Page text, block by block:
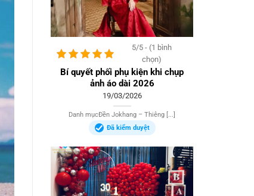
5/5 - (1 bình
chọn)
Bí quyết phối phụ kiện khi chụp
ảnh áo dài 2026
19/03/2026
Danh mụcĐền Jokhang – Thiêng [...]
Đã kiểm duyệt